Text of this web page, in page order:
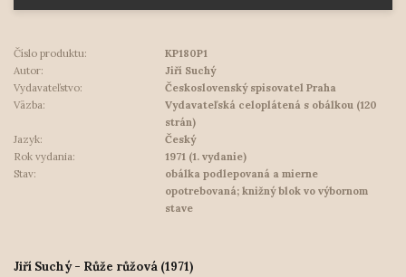
Číslo produktu:
KP180P1
Autor:
Jiří Suchý
Vydavateľstvo:
Československý spisovatel Praha
Väzba:
Vydavateľská celoplátená s obálkou (120
strán)
Jazyk:
Český
Rok vydania:
1971 (1. vydanie)
Stav:
obálka podlepovaná a mierne
opotrebovaná; knižný blok vo výbornom
stave
Jiří Suchý - Růže růžová (1971)